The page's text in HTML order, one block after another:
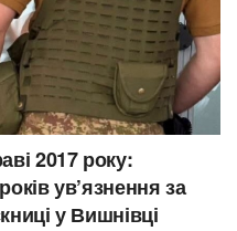
2017 року:
ув’язнення за
у Вишнівці